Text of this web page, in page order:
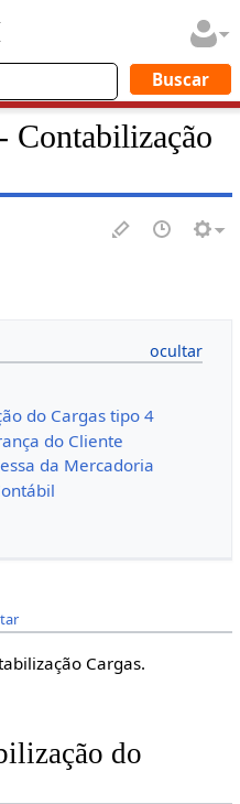
Contabilização
do Cargas tipo 4
do Cliente
da Mercadoria
Cargas.
do